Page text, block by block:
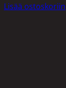
Lisää ostoskoriin